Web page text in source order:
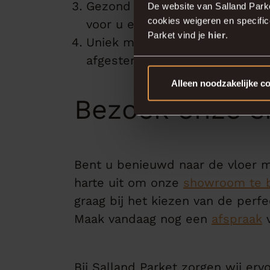
De website van Salland
cookies weigeren en
Parket vind je hier.
Alleen noodzakelijke
Gezond wonen: onze vloeren
voor u en uw gezin.
Uniek maatwerk: wij leveren
afgestemd op de specifieke
Bezoek onze
Bent u benieuwd naar de vloer
harte uit om onze showroom te
graag bij het kiezen van de
Maak vandaag nog een afspraak
Bij Salland Parket zorgen wij